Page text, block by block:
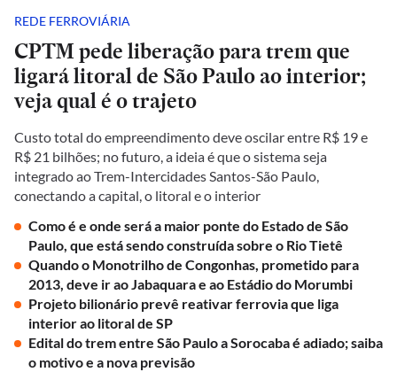
REDE FERROVIÁRIA
CPTM pede liberação para trem que
ligará litoral de São Paulo ao interior;
veja qual é o trajeto
Custo total do empreendimento deve oscilar entre R$ 19 e
R$ 21 bilhões; no futuro, a ideia é que o sistema seja
integrado ao Trem-Intercidades Santos-São Paulo,
conectando a capital, o litoral e o interior
Como é e onde será a maior ponte do Estado de São
Paulo, que está sendo construída sobre o Rio Tietê
Quando o Monotrilho de Congonhas, prometido para
2013, deve ir ao Jabaquara e ao Estádio do Morumbi
Projeto bilionário prevê reativar ferrovia que liga
interior ao litoral de SP
Edital do trem entre São Paulo a Sorocaba é adiado; saiba
o motivo e a nova previsão